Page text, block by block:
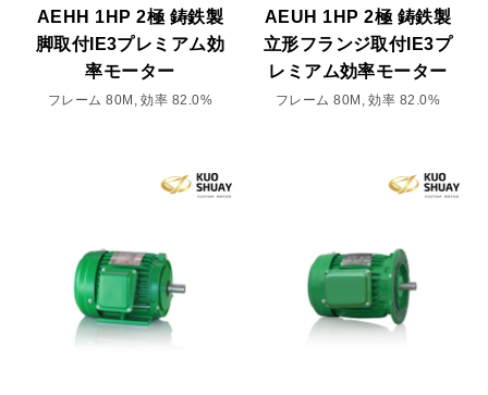
AEHH 1HP 2極 鋳鉄製
脚取付IE3プレミアム効
率モーター
フレーム 80M, 効率 82.0%
AEUH 1HP 2極 鋳鉄製
立形フランジ取付IE3プ
レミアム効率モーター
フレーム 80M, 効率 82.0%